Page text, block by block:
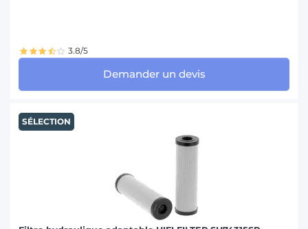
3.8/5
Demander un devis
SÉLECTION